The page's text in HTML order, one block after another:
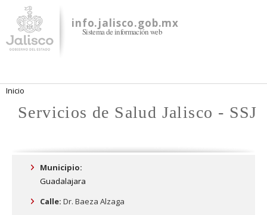
contenido
principal
info.jalisco.gob.mx
Sistema de información web
Se encuentra usted aquí
Inicio
Servicios de Salud Jalisco - SSJ
Municipio:
Guadalajara
Calle: Dr. Baeza Alzaga